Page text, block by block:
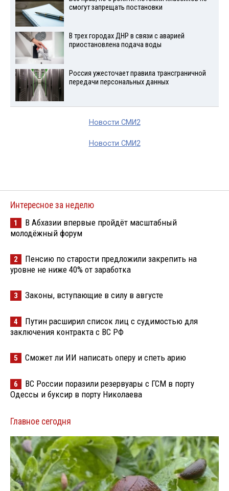
смогут запрещать постановки
В трех городах ДНР в связи с аварией
приостановлена подача воды
Россия ужесточает правила трансграничной
передачи персональных данных
Новости СМИ2
Новости СМИ2
Интересное за неделю
1
В Абхазии впервые пройдёт масштабный
молодёжный форум
2
Пенсию по старости предложили закрепить на
уровне не ниже 40% от заработка
3 Законы, вступающие в силу в августе
4
Путин расширил список лиц с судимостью для
заключения контракта с ВС РФ
5 Сможет ли ИИ написать оперу и спеть арию
6
ВС России поразили резервуары с ГСМ в порту
Одессы и буксир в порту Николаева
Главное сегодня